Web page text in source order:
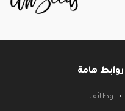
روابط هامة
وظائف